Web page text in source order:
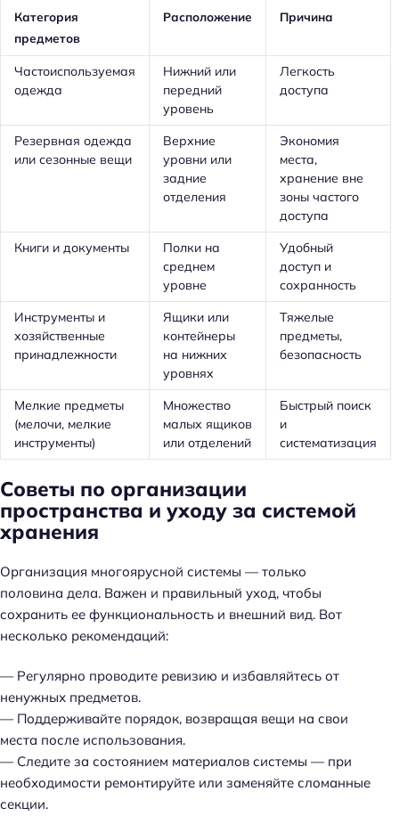
Категория
предметов
Расположение Причина
Частоиспользуемая
одежда
Нижний или
передний
уровень
Легкость
доступа
Резервная одежда
или сезонные вещи
Верхние
уровни или
задние
отделения
Экономия
места,
хранение вне
зоны частого
доступа
Книги и документы
Полки на
среднем
уровне
Удобный
доступ и
сохранность
Инструменты и
хозяйственные
принадлежности
Ящики или
контейнеры
на нижних
уровнях
Тяжелые
предметы,
безопасность
Мелкие предметы
(мелочи, мелкие
инструменты)
Множество
малых ящиков
или отделений
Быстрый поиск
и
систематизация
Советы по организации
пространства и уходу за системой
хранения
Организация многоярусной системы — только
половина дела. Важен и правильный уход, чтобы
сохранить ее функциональность и внешний вид. Вот
несколько рекомендаций:
— Регулярно проводите ревизию и избавляйтесь от
ненужных предметов.
— Поддерживайте порядок, возвращая вещи на свои
места после использования.
— Следите за состоянием материалов системы — при
необходимости ремонтируйте или заменяйте сломанные
секции.